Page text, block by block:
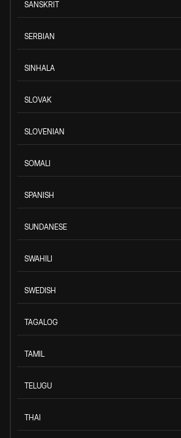
SANSKRIT
SERBIAN
SINHALA
SLOVAK
SLOVENIAN
SOMALI
SPANISH
SUNDANESE
SWAHILI
SWEDISH
TAGALOG
TAMIL
TELUGU
THAI